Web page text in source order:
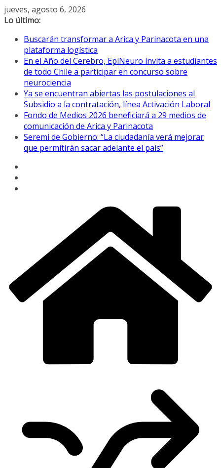
Saltar
al
jueves, agosto 6, 2026
Lo último:
Buscarán transformar a Arica y Parinacota en una
plataforma logística
En el Año del Cerebro, EpiNeuro invita a estudiantes
de todo Chile a participar en concurso sobre
neurociencia
Ya se encuentran abiertas las postulaciones al
Subsidio a la contratación, línea Activación Laboral
Fondo de Medios 2026 beneficiará a 29 medios de
comunicación de Arica y Parinacota
Seremi de Gobierno: “La ciudadanía verá mejorar
que permitirán sacar adelante el país”